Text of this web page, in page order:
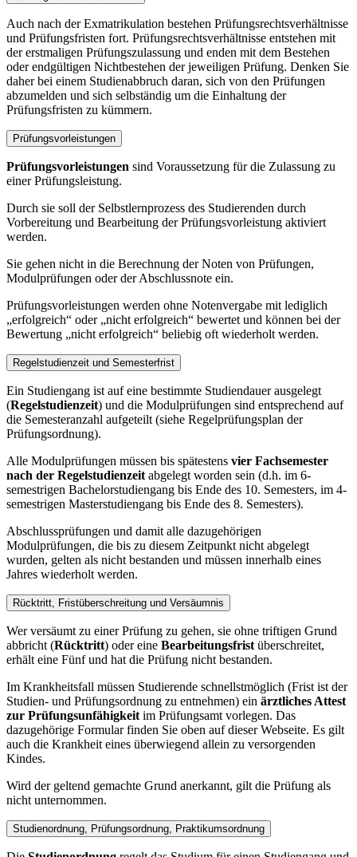
Auch nach der Exmatrikulation bestehen Prüfungsrechtsverhältnisse
und Prüfungsfristen fort. Prüfungsrechtsverhältnisse entstehen mit
der erstmaligen Prüfungszulassung und enden mit dem Bestehen
oder endgültigen Nichtbestehen der jeweiligen Prüfung. Denken Sie
daher bei einem Studienabbruch daran, sich von den Prüfungen
abzumelden und sich selbständig um die Einhaltung der
Prüfungsfristen zu kümmern.
Prüfungsvorleistungen
Prüfungsvorleistungen sind Voraussetzung für die Zulassung zu
einer Prüfungsleistung.
Durch sie soll der Selbstlernprozess des Studierenden durch
Vorbereitung und Bearbeitung der Prüfungsvorleistung aktiviert
werden.
Sie gehen nicht in die Berechnung der Noten von Prüfungen,
Modulprüfungen oder der Abschlussnote ein.
Prüfungsvorleistungen werden ohne Notenvergabe mit lediglich
„erfolgreich“ oder „nicht erfolgreich“ bewertet und können bei der
Bewertung „nicht erfolgreich“ beliebig oft wiederholt werden.
Regelstudienzeit und Semesterfrist
Ein Studiengang ist auf eine bestimmte Studiendauer ausgelegt
(Regelstudienzeit) und die Modulprüfungen sind entsprechend auf
die Semesteranzahl aufgeteilt (siehe Regelprüfungsplan der
Prüfungsordnung).
Alle Modulprüfungen müssen bis spätestens vier Fachsemester
nach der Regelstudienzeit abgelegt worden sein (d.h. im 6-
semestrigen Bachelorstudiengang bis Ende des 10. Semesters, im 4-
semestrigen Masterstudiengang bis Ende des 8. Semesters).
Abschlussprüfungen und damit alle dazugehörigen
Modulprüfungen, die bis zu diesem Zeitpunkt nicht abgelegt
wurden, gelten als nicht bestanden und müssen innerhalb eines
Jahres wiederholt werden.
Rücktritt, Fristüberschreitung und Versäumnis
Wer versäumt zu einer Prüfung zu gehen, sie ohne triftigen Grund
abbricht (Rücktritt) oder eine Bearbeitungsfrist überschreitet,
erhält eine Fünf und hat die Prüfung nicht bestanden.
Im Krankheitsfall müssen Studierende schnellstmöglich (Frist ist der
Studien- und Prüfungsordnung zu entnehmen) ein ärztliches Attest
zur Prüfungsunfähigkeit im Prüfungsamt vorlegen. Das
dazugehörige Formular finden Sie oben auf dieser Webseite. Es gilt
auch die Krankheit eines überwiegend allein zu versorgenden
Kindes.
Wird der geltend gemachte Grund anerkannt, gilt die Prüfung als
nicht unternommen.
Studienordnung, Prüfungsordnung, Praktikumsordnung